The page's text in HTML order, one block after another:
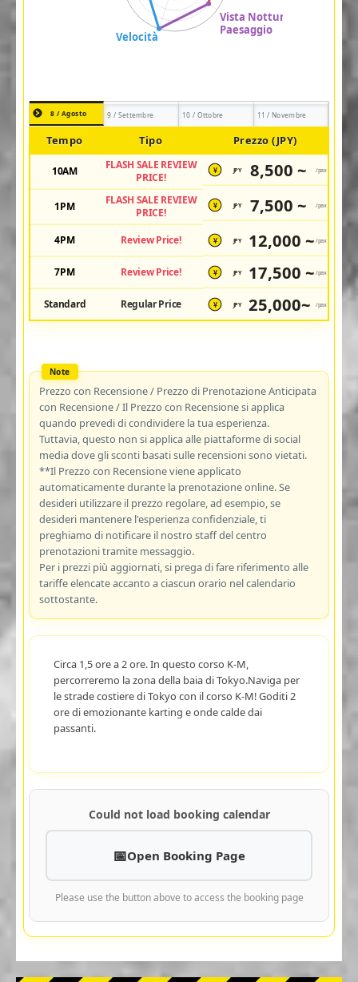
8 / Agosto 9 / Settembre 10 / Ottobre 11 / Novembre
Tempo Tipo Prezzo (JPY)
10AM
FLASH SALE REVIEW
PRICE!
¥ JPY 8,500 ~ /pax
1PM
FLASH SALE REVIEW
PRICE!
¥ JPY 7,500 ~ /pax
4PM Review Price! ¥ JPY 12,000 ~ /pax
7PM Review Price! ¥ JPY 17,500 ~ /pax
Standard Regular Price ¥ JPY 25,000~ /pax
Prezzo con Recensione / Prezzo di Prenotazione Anticipata
con Recensione / Il Prezzo con Recensione si applica
quando prevedi di condividere la tua esperienza.
Tuttavia, questo non si applica alle piattaforme di social
media dove gli sconti basati sulle recensioni sono vietati.
**Il Prezzo con Recensione viene applicato
automaticamente durante la prenotazione online. Se
desideri utilizzare il prezzo regolare, ad esempio, se
desideri mantenere l'esperienza confidenziale, ti
preghiamo di notificare il nostro staff del centro
prenotazioni tramite messaggio.
Per i prezzi più aggiornati, si prega di fare riferimento alle
tariffe elencate accanto a ciascun orario nel calendario
sottostante.
Circa 1,5 ore a 2 ore. In questo corso K-M,
percorreremo la zona della baia di Tokyo.Naviga per
le strade costiere di Tokyo con il corso K-M! Goditi 2
ore di emozionante karting e onde calde dai
passanti.
Could not load booking calendar
Open Booking Page
Please use the button above to access the booking page